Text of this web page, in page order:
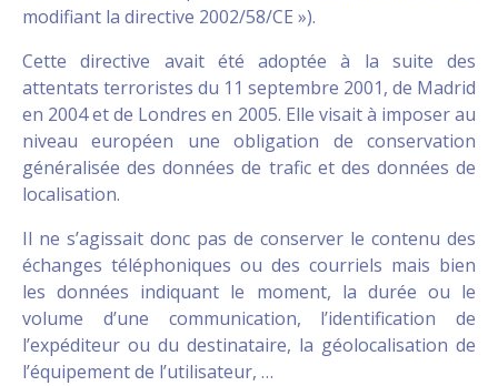
modifiant la directive 2002/58/CE »).
Cette directive avait été adoptée à la suite des
attentats terroristes du 11 septembre 2001, de Madrid
en 2004 et de Londres en 2005. Elle visait à imposer au
niveau européen une obligation de conservation
généralisée des données de trafic et des données de
localisation.
Il ne s’agissait donc pas de conserver le contenu des
échanges téléphoniques ou des courriels mais bien
les données indiquant le moment, la durée ou le
volume d’une communication, l’identification de
l’expéditeur ou du destinataire, la géolocalisation de
l’équipement de l’utilisateur, …